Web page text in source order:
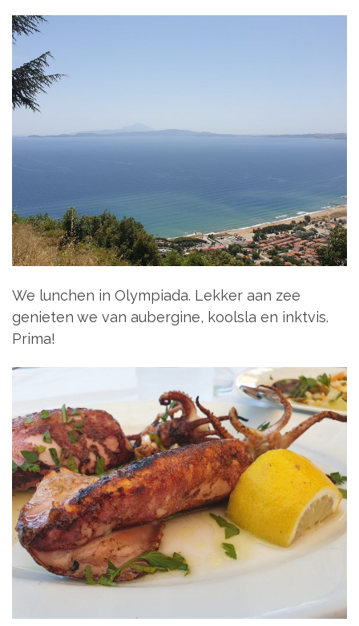
We lunchen in Olympiada. Lekker aan zee
genieten we van aubergine, koolsla en inktvis.
Prima!